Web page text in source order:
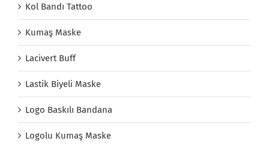
Kol Bandı Tattoo
Kumaş Maske
Lacivert Buff
Lastik Biyeli Maske
Logo Baskılı Bandana
Logolu Kumaş Maske